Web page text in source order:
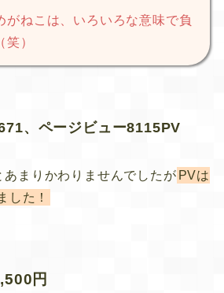
がねこは、いろいろな意味で負
笑）
、ページビュー8115PV
まりかわりませんでしたが PVは
した！
円